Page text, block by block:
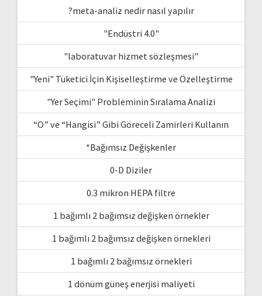
?meta-analiz nedir nasıl yapılır
"Endüstri 4.0"
"laboratuvar hizmet sözleşmesi"
"Yeni" Tüketici İçin Kişiselleştirme ve Özelleştirme
"Yer Seçimi" Probleminin Sıralama Analizi
“O” ve “Hangisi” Gibi Göreceli Zamirleri Kullanın
*Bağımsız Değişkenler
0-D Diziler
0.3 mikron HEPA filtre
1 bağımlı 2 bağımsız değişken örnekler
1 bağımlı 2 bağımsız değişken örnekleri
1 bağımlı 2 bağımsız örnekleri
1 dönüm güneş enerjisi maliyeti